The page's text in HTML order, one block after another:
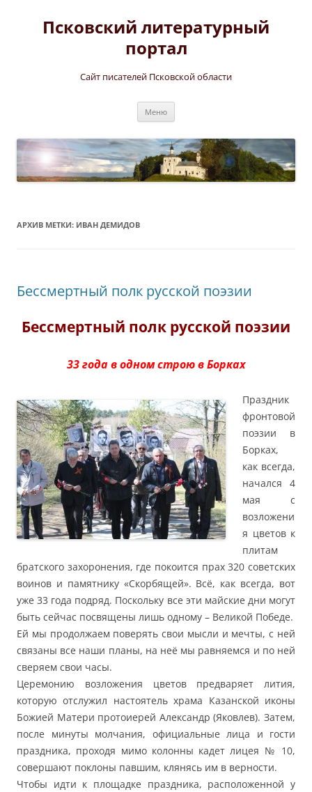
содержимому
Псковский литературный
портал
Сайт писателей Псковской области
Меню
АРХИВ МЕТКИ: ИВАН ДЕМИДОВ
Бессмертный полк русской поэзии
Бессмертный полк русской поэзии
33 года в одном строю в Борках
Праздник
фронтовой
поэзии в
Борках,
как всегда,
начался 4
мая с
возложени
я цветов к
плитам
братского захоронения, где покоится прах 320 советских
воинов и памятнику «Скорбящей». Всё, как всегда, вот
уже 33 года подряд. Поскольку все эти майские дни могут
быть сейчас посвящены лишь одному – Великой Победе.
Ей мы продолжаем поверять свои мысли и мечты, с ней
связаны все наши планы, на неё мы равняемся и по ней
сверяем свои часы.
Церемонию возложения цветов предваряет лития,
которую отслужил настоятель храма Казанской иконы
Божией Матери протоиерей Александр (Яковлев). Затем,
после минуты молчания, официальные лица и гости
праздника, проходя мимо колонны кадет лицея № 10,
совершают поклоны павшим, клянясь им в верности.
Чтобы идти к площадке праздника, расположенной у